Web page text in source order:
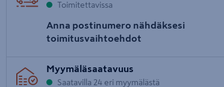
Toimitettavissa
Anna postinumero nähdäksesi
toimitusvaihtoehdot
Myymäläsaatavuus
Saatavilla 24 eri myymälästä